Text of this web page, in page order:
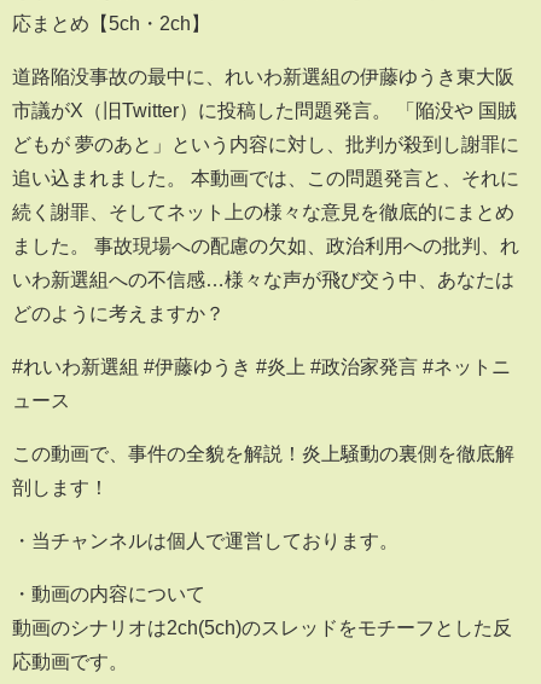
応まとめ【5ch・2ch】
道路陥没事故の最中に、れいわ新選組の伊藤ゆうき東大阪
市議がX（旧Twitter）に投稿した問題発言。 「陥没や 国賊
どもが 夢のあと」という内容に対し、批判が殺到し謝罪に
追い込まれました。 本動画では、この問題発言と、それに
続く謝罪、そしてネット上の様々な意見を徹底的にまとめ
ました。 事故現場への配慮の欠如、政治利用への批判、れ
いわ新選組への不信感…様々な声が飛び交う中、あなたは
どのように考えますか？
#れいわ新選組 #伊藤ゆうき #炎上 #政治家発言 #ネットニ
ュース
この動画で、事件の全貌を解説！炎上騒動の裏側を徹底解
剖します！
・当チャンネルは個人で運営しております。
・動画の内容について
動画のシナリオは2ch(5ch)のスレッドをモチーフとした反
応動画です。